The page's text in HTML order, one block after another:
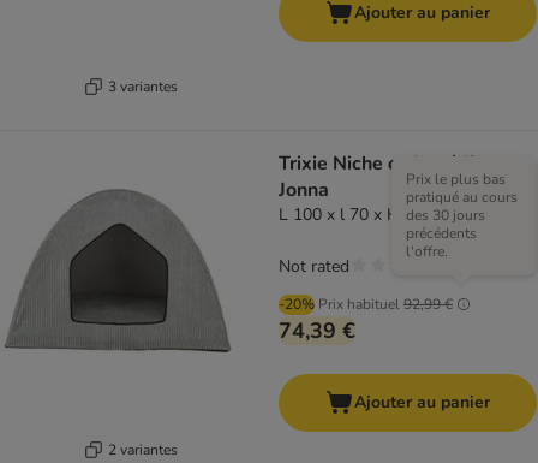
3 variantes
Ajouter au panier
2 variantes
Trixie Niche orthopédique
Jonna
L 100 x l 70 x H 70 cm
-20% Prix habituel92,99 €
Prix le plus bas
pratiqué au cours
des 30 jours
précédents
l'offre.
74,39 €
Not rated
Ajouter au panier